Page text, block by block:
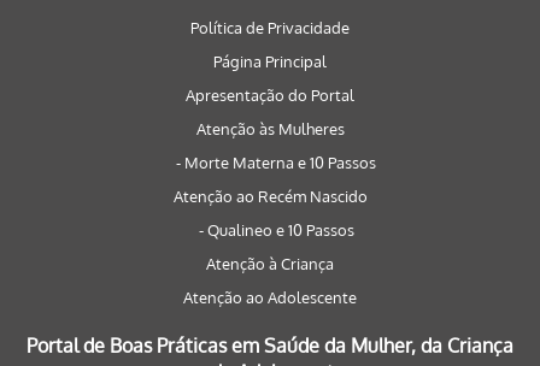
Política de Privacidade
Página Principal
Apresentação do Portal
Atenção às Mulheres
- Morte Materna e 10 Passos
Atenção ao Recém Nascido
- Qualineo e 10 Passos
Atenção à Criança
Atenção ao Adolescente
Portal de Boas Práticas em Saúde da Mulher, da Criança